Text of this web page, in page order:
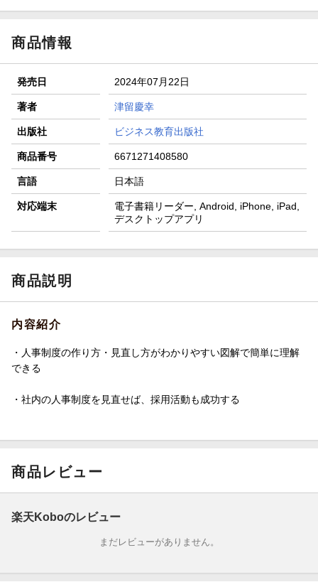
商品情報
発売日 2024年07月22日
著者 津留慶幸
出版社 ビジネス教育出版社
商品番号 6671271408580
言語 日本語
対応端末
電子書籍リーダー, Android, iPhone, iPad,
デスクトップアプリ
商品説明
内容紹介
・人事制度の作り方・見直し方がわかりやすい図解で簡単に理解
できる
・社内の人事制度を見直せば、採用活動も成功する
商品レビュー
楽天Koboのレビュー
まだレビューがありません。